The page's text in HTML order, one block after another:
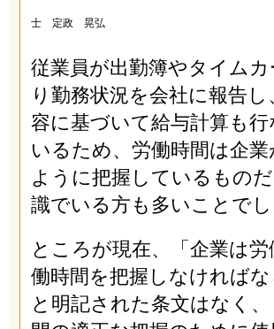
士 定政 晃弘
従業員が出勤簿やタイムカ
り勤務状況を会社に報告し
容に基づいて給与計算も行
いるため、労働時間は企業
ように把握しているもの
識でいる方も多いことでし
ところが現在、「企業は労
働時間を把握しなければな
と明記された条文はなく